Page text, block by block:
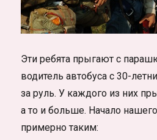
Эти ребята прыгают с
водитель автобуса с 30-
за руль. У каждого из них
а то и больше. Начало
примерно таким: